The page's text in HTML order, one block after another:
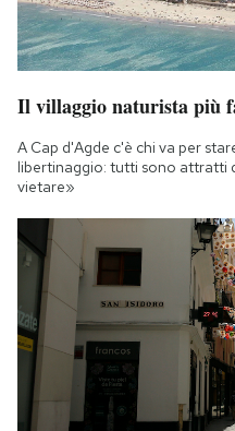
Il villaggio naturista più
A Cap d'Agde c'è chi va per
libertinaggio: tutti sono attratti
vietare»